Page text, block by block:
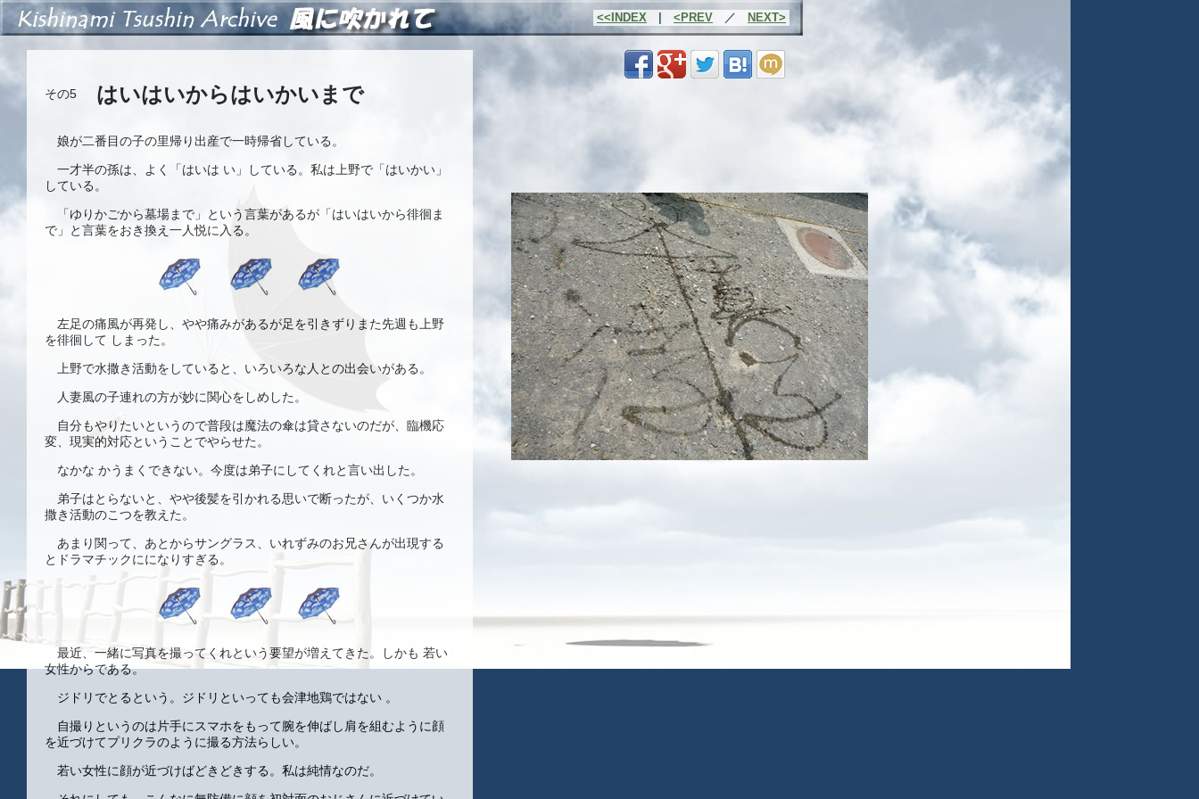
<<INDEX <PREV ／ NEXT>
その5 はいはいからはいかいまで
娘が二番目の子の里帰り出産で一時帰省している。
一才半の孫は、よく「はいは い」している。私は上野で「はいかい」
している。
「ゆりかごから墓場まで」という言葉があるが「はいはいから徘徊ま
で」と言葉をおき換え一人悦に入る。
左足の痛風が再発し、やや痛みがあるが足を引きずりまた先週も上野
を徘徊して しまった。
上野で水撒き活動をしていると、いろいろな人との出会いがある。
人妻風の子連れの方が妙に関心をしめした。
自分もやりたいというので普段は魔法の傘は貸さないのだが、臨機応
変、現実的対応ということでやらせた。
なかな かうまくできない。今度は弟子にしてくれと言い出した。
弟子はとらないと、やや後髪を引かれる思いで断ったが、いくつか水
撒き活動のこつを教えた。
あまり関って、あとからサングラス、いれずみのお兄さんが出現する
とドラマチックにになりすぎる。
最近、一緒に写真を撮ってくれという要望が増えてきた。しかも 若い
女性からである。
ジドリでとるという。ジドリといっても会津地鶏ではない 。
自撮りというのは片手にスマホをもって腕を伸ばし肩を組むように顔
を近づけてプリクラのように撮る方法らしい。
若い女性に顔が近づけばどきどきする。私は純情なのだ。